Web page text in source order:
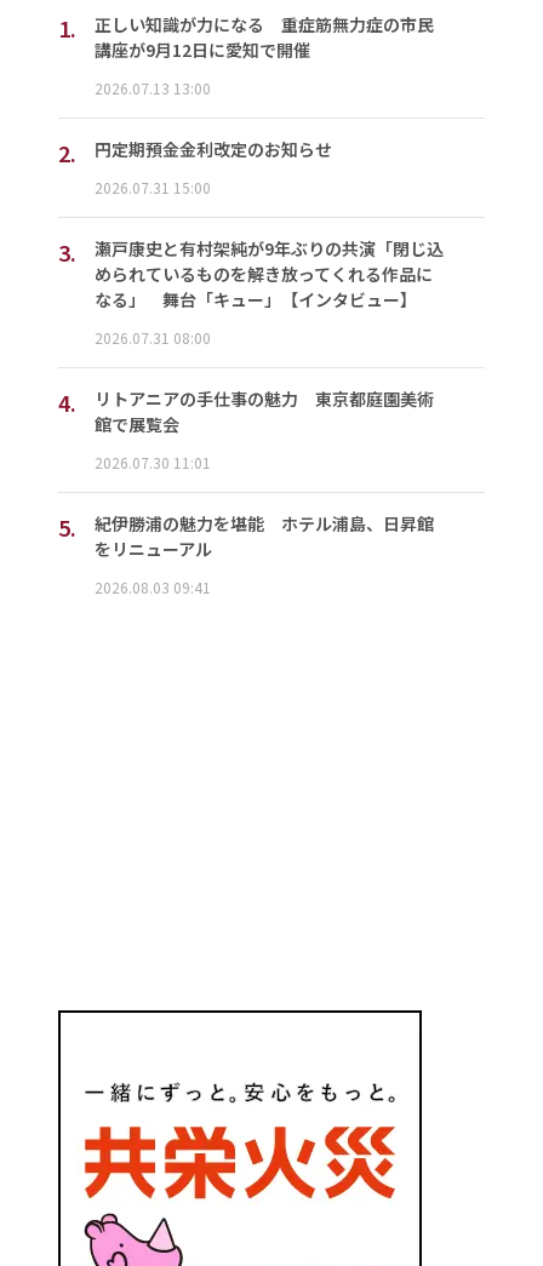
1.
正しい知識が力になる 重症筋無力症の市民
講座が9月12日に愛知で開催
2026.07.13 13:00
2. 円定期預金金利改定のお知らせ
2026.07.31 15:00
3.
瀬戸康史と有村架純が9年ぶりの共演「閉じ込
められているものを解き放ってくれる作品に
なる」 舞台「キュー」【インタビュー】
2026.07.31 08:00
4.
リトアニアの手仕事の魅力 東京都庭園美術
館で展覧会
2026.07.30 11:01
5.
紀伊勝浦の魅力を堪能 ホテル浦島、日昇館
をリニューアル
2026.08.03 09:41